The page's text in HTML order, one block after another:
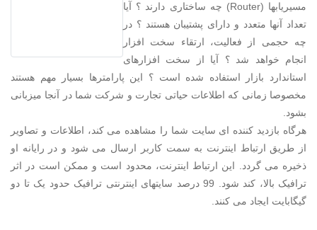
مسیریابها (Router) چه ساختاری دارند ؟ آیا
تعداد آنها متعدد و دارای پشتیبان هستند ؟ در
چه حجمی از فعالیت، ارتقاء سخت افزار
انجام خواهد شد ؟ آیا از سخت افزارهای
استاندارد بازار استفاده شده است ؟ این پارامترها بسیار مهم هستند
مخصوصا زمانی که اطلاعات حیاتی تجارت و شرکت شما در آنجا میزبانی
بشود.
هرگاه بازدید کننده ای سایت شما را مشاهده می کند، اطلاعات و تصاویر
از طریق ارتباط اینترنت به سمت کاربر ارسال می شود و در رایانه او
ذخیره می گردد. این ارتباط اینترنت، محدود است و ممکن است در اثر
ترافیک بالا، کند شود. 99 درصد سایتهای اینترنتی ترافیک حدود یک تا دو
گیگابایت ایجاد می کنند.